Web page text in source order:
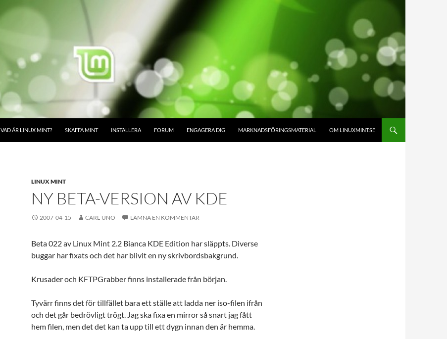
VAD ÄR LINUX MINT? SKAFFA MINT INSTALLERA FORUM ENGAGERA DIG MARKNADSFÖRINGSMATERIAL OM LINUXMINT.SE
LINUX MINT
NY BETA-VERSION AV KDE
2007-04-15 CARL-UNO LÄMNA EN KOMMENTAR
Beta 022 av Linux Mint 2.2 Bianca KDE Edition har släppts. Diverse
buggar har fixats och det har blivit en ny skrivbordsbakgrund.
Krusader och KFTPGrabber finns installerade från början.
Tyvärr finns det för tillfället bara ett ställe att ladda ner iso-filen ifrån
och det går bedrövligt trögt. Jag ska fixa en mirror så snart jag fått
hem filen, men det det kan ta upp till ett dygn innan den är hemma.